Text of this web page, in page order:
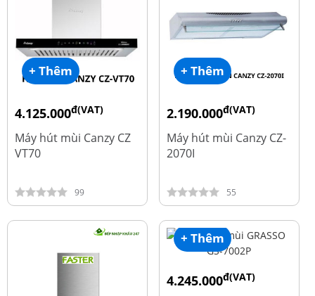
+ Thêm
4.125.000đ(VAT)
Máy hút mùi Canzy CZ
VT70
99
+ Thêm
2.190.000đ(VAT)
Máy hút mùi Canzy CZ-
2070I
55
+ Thêm
4.245.000đ(VAT)